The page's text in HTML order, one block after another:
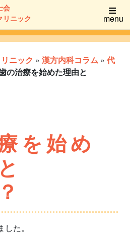
会
リニック
menu
ニック » 漢方内科コラム » 代
の治療を始めた理由と
を始め
た。